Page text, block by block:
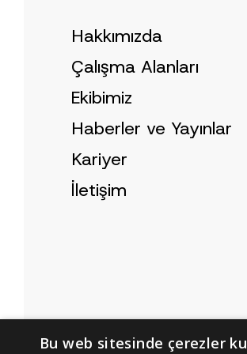
Hakkımızda
Çalışma Alanları
Ekibimiz
Haberler ve Yayınlar
Kariyer
İletişim
Bu web sitesinde çerezler